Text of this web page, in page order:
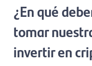
¿En qué
tomar
invertir en